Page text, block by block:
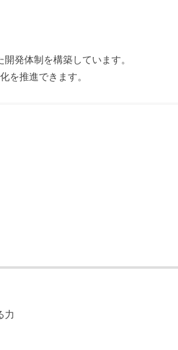
発体制を構築しています。
を推進できます。
⼒